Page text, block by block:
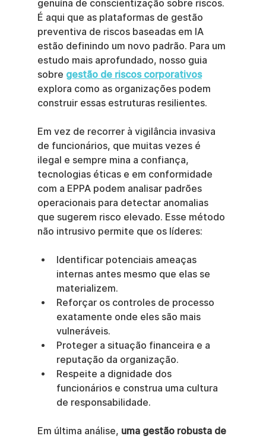
genuína de conscientização sobre riscos.
É aqui que as plataformas de gestão
preventiva de riscos baseadas em IA
estão definindo um novo padrão. Para um
estudo mais aprofundado, nosso guia
sobre gestão de riscos corporativos
explora como as organizações podem
construir essas estruturas resilientes.
Em vez de recorrer à vigilância invasiva
de funcionários, que muitas vezes é
ilegal e sempre mina a confiança,
tecnologias éticas e em conformidade
com a EPPA podem analisar padrões
operacionais para detectar anomalias
que sugerem risco elevado. Esse método
não intrusivo permite que os líderes:
Identificar potenciais ameaças
internas antes mesmo que elas se
materializem.
Reforçar os controles de processo
exatamente onde eles são mais
vulneráveis.
Proteger a situação financeira e a
reputação da organização.
Respeite a dignidade dos
funcionários e construa uma cultura
de responsabilidade.
Em última análise, uma gestão robusta de